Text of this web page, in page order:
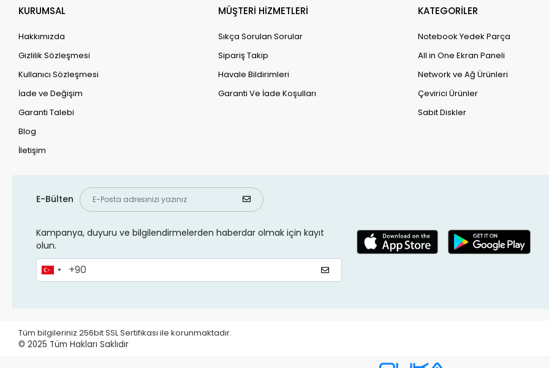
KURUMSAL
Hakkımızda
Gizlilik Sözleşmesi
Kullanıcı Sözleşmesi
İade ve Değişim
Garanti Talebi
Blog
İletişim
MÜŞTERİ HİZMETLERİ
Sıkça Sorulan Sorular
Sipariş Takip
Havale Bildirimleri
Garanti Ve İade Koşulları
KATEGORİLER
Notebook Yedek Parça
All in One Ekran Paneli
Network ve Ağ Ürünleri
Çevirici Ürünler
Sabit Diskler
E-Bülten
Kampanya, duyuru ve bilgilendirmelerden haberdar olmak için kayıt
olun.
Tüm bilgileriniz 256bit SSL Sertifikası ile korunmaktadır.
© 2025 Tüm Hakları Saklıdır